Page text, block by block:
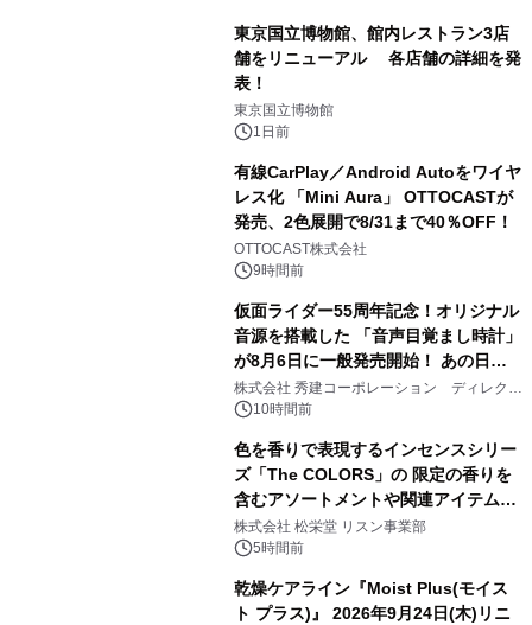
東京国立博物館、館内レストラン3店
舗をリニューアル 各店舗の詳細を発
表！
東京国立博物館
1日前
有線CarPlay／Android Autoをワイヤ
レス化 「Mini Aura」 OTTOCASTが
発売、2色展開で8/31まで40％OFF！
OTTOCAST株式会社
9時間前
仮面ライダー55周年記念！オリジナル
音源を搭載した 「音声目覚まし時計」
が8月6日に一般発売開始！ あの日の
大興奮が今甦る
株式会社 秀建コーポレーション ディレクト
アートギャラリー
10時間前
色を香りで表現するインセンスシリー
ズ「The COLORS」の 限定の香りを
含むアソートメントや関連アイテムを
8月6日発売
株式会社 松栄堂 リスン事業部
5時間前
乾燥ケアライン『Moist Plus(モイス
ト プラス)』 2026年9月24日(木)リニ